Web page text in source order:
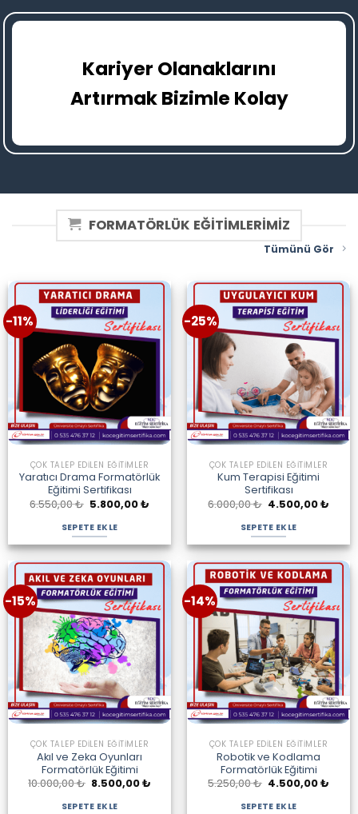
Kariyer Olanaklarını
Artırmak Bizimle Kolay
FORMATÖRLÜK EĞİTİMLERİMİZ
Tümünü Gör
-11%
ÇOK TALEP EDILEN EĞITIMLER
Yaratıcı Drama Formatörlük
Eğitimi Sertifikası
6.550,00₺ Orijinal
fiyat:
6.550,00 ₺.
5.800,00₺Şu
SEPETE EKLE
-25%
ÇOK TALEP EDILEN EĞITIMLER
Kum Terapisi Eğitimi
Sertifikası
6.000,00₺ Orijinal
fiyat:
6.000,00 ₺.
4.500,00₺Şu
SEPETE EKLE
-15%
ÇOK TALEP EDILEN EĞITIMLER
Akıl ve Zeka Oyunları
Formatörlük Eğitimi
10.000,00₺ Orijinal
fiyat:
10.000,00 ₺.
8.500,00₺Şu
SEPETE EKLE
-14%
ÇOK TALEP EDILEN EĞITIMLER
Robotik ve Kodlama
Formatörlük Eğitimi
5.250,00₺ Orijinal
fiyat:
5.250,00 ₺.
4.500,00₺Şu
SEPETE EKLE